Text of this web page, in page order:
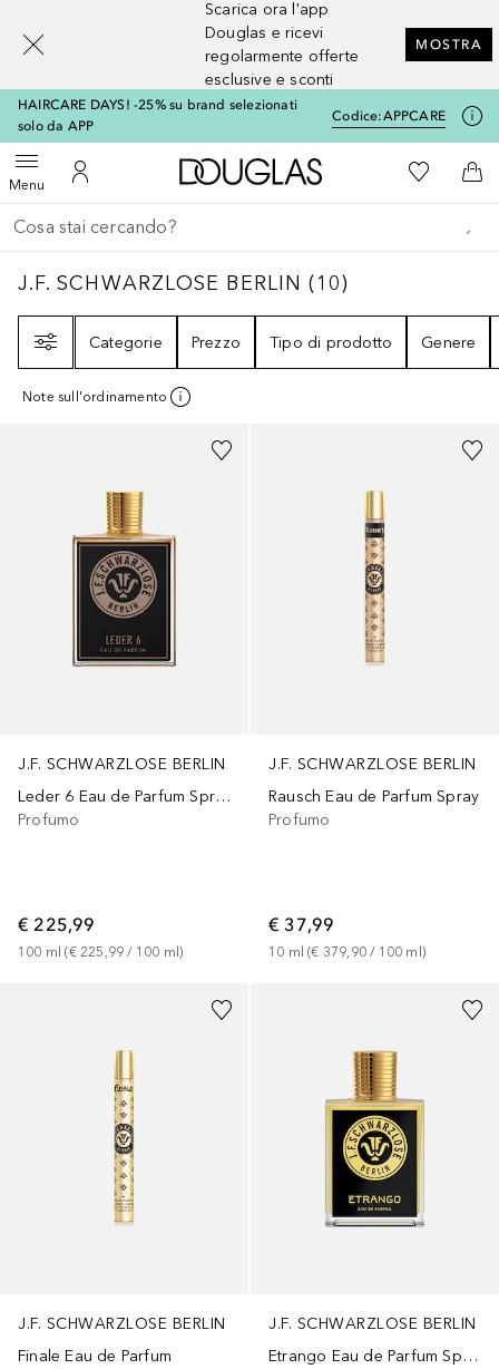
Scarica ora l'app
Douglas e ricevi
regolarmente offerte
esclusive e sconti
MOSTRA
HAIRCARE DAYS! -25% su brand selezionati
solo da APP
Codice:APPCARE
MenuApri menuAl Mio Account
A Douglas HomeAlla Mia
Al
Torna indietro
Esegui ricerca
J.F. SCHWARZLOSE BERLIN 10
J.F. SCHWARZLOSE BERLIN (10)
Categorie
Prezzo Tipo di prodotto Genere
Note sull'ordinamento
J.F. SCHWARZLOSE BERLIN
Leder 6 Eau de Parfum Spray
Profumo
€ 225,99
100 ml (€ 225,99 / 100 ml)
J.F. SCHWARZLOSE BERLIN
Rausch Eau de Parfum Spray
Profumo
€ 37,99
10 ml (€ 379,90 / 100 ml )
J.F. SCHWARZLOSE BERLIN
Finale Eau de Parfum
J.F. SCHWARZLOSE BERLIN
Etrango Eau de Parfum Spray
[navigation.slideout.screenreader]